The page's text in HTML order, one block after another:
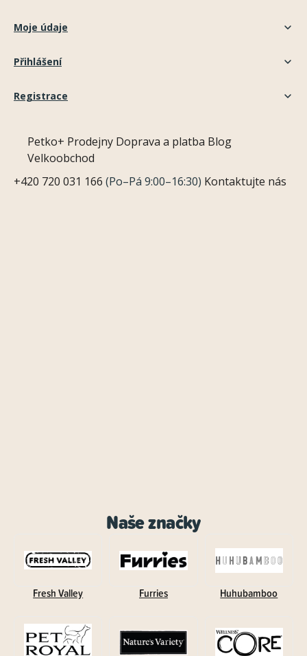
Moje údaje
Přihlášení
Registrace
Petko+ Prodejny Doprava a platba Blog
Velkoobchod
+420 720 031 166 (Po–Pá 9:00–16:30) Kontaktujte nás
Naše značky
Fresh Valley Furries Huhubamboo